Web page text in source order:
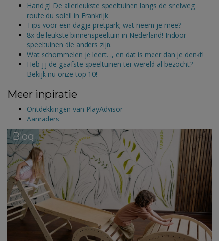
Handig! De allerleukste speeltuinen langs de snelweg
route du soleil in Frankrijk
Tips voor een dagje pretpark; wat neem je mee?
8x de leukste binnenspeeltuin in Nederland! Indoor
speeltuinen die anders zijn.
Wat schommelen je leert…, en dat is meer dan je denkt!
Heb jij de gaafste speeltuinen ter wereld al bezocht?
Bekijk nu onze top 10!
Meer inpiratie
Ontdekkingen van PlayAdvisor
Aanraders
Blog